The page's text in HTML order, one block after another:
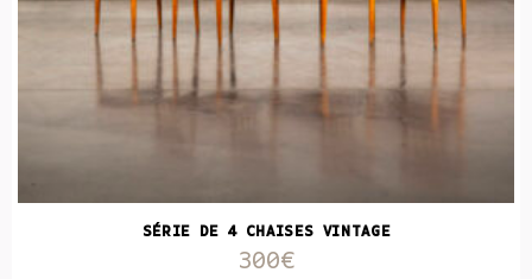
SÉRIE DE 4 CHAISES VINTAGE
300€